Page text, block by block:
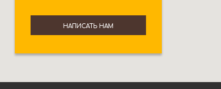
НАПИСАТЬ НАМ